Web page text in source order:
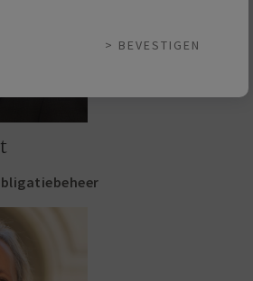
dat u wettelijk gemachtigd
aan tot welke
behoort:
BEVESTIGEN